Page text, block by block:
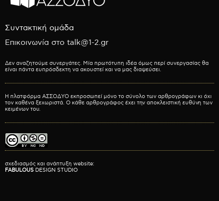
Συντακτική ομάδα
Επικοινωνία στο talk@1-2.gr
Δεν αναζητούμε συνεργάτες. Μία πρωτότυπη ιδέα όμως περί συνεργασίας θα
είναι πάντα ευπρόσδεκτη να ακουστεί και να μας διαψεύσει.
Η πλατφόρμα ΑΣΣΟΔΥΟ εκπροσωπεί μόνο το σύνολο των αρθρογράφων κι όχι
τον καθένα ξεχωριστά. Ο κάθε αρθρογράφος έχει την αποκλειστική ευθύνη των
κειμένων του.
σχεδιασμός και ανάπτυξη website:
FABULOUS DESIGN STUDIO